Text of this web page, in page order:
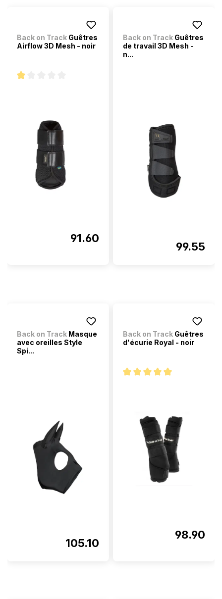
Back on Track Guêtres
Airflow 3D Mesh - noir
91.60
Back on Track Guêtres
de travail 3D Mesh -
n...
99.55
Back on Track Masque
avec oreilles Style
Spi...
105.10
Back on Track Guêtres
d'écurie Royal - noir
98.90